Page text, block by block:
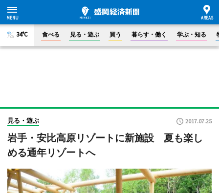
34°C 食べる 見る・遊ぶ 買う 暮らす・働く 学ぶ・知る
見る・遊ぶ 2017.07.25
岩手・安比高原リゾートに新施設 夏も楽し
める通年リゾートへ